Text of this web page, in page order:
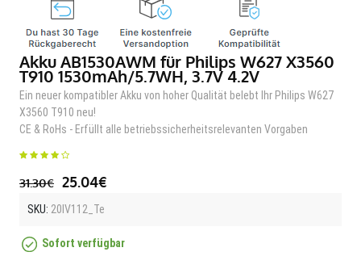
Akku AB1530AWM für Philips W627 X3560
T910 1530mAh/5.7WH, 3.7V 4.2V
Ein neuer kompatibler Akku von hoher Qualität belebt Ihr Philips W627
X3560 T910 neu!
CE & RoHs - Erfüllt alle betriebssicherheitsrelevanten Vorgaben
31.30€ 25.04€
SKU: 20IV112_Te
Sofort verfügbar